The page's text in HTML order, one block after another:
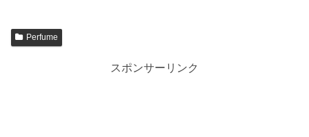
Perfume
スポンサーリンク